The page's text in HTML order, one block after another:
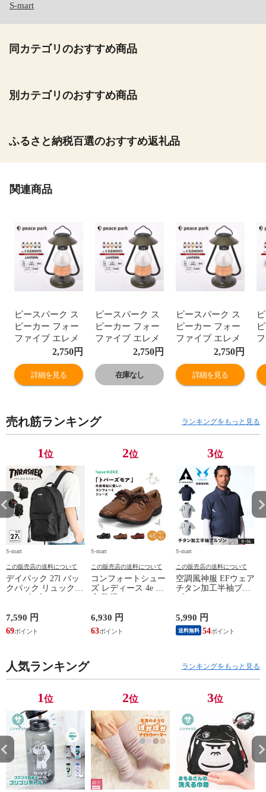
S-mart
同カテゴリのおすすめ商品
別カテゴリのおすすめ商品
ふるさと納税百選のおすすめ返礼品
関連商品
ピースパーク ス
ピーカー フォー
ファイブ エレメ
ント ランタン 充
電式 ワイヤレス
スピーカー ブラ
ック 黒 peace
5ELEMENTS
LANTERN キャ
ギア らんたん お
しゃれ インテリ
ア スピーカー 音
楽 持ち運び 軽量
自然 夜間 U
2,750円
詳細を見る
ピースパーク ス
ピーカー フォー
ファイブ エレメ
ント ランタン 充
電式 ワイヤレス
スピーカー ブラ
ック 黒 peace
5ELEMENTS
LANTERN キャ
ギア らんたん お
しゃれ インテリ
ア スピーカー 音
楽 持ち運び 軽量
自然 夜間 U
2,750円
在庫なし
ピースパーク ス
ピーカー フォー
ファイブ エレメ
ント ランタン 充
電式 ワイヤレス
スピーカー ブラ
ック 黒 peace
5ELEMENTS
LANTERN キャ
ギア らんたん お
しゃれ インテリ
ア スピーカー 音
楽 持ち運び 軽量
自然 夜間 U
2,750円
詳細を見る
売れ筋ランキング ランキングをもっと見る
1位
S-mart
この販売店の送料について
デイパック 27l バッ
クパック リュック
鞄 機内持ち込み 夏
スラッシャー
THRASHER r1929
7,590 円
69
2位
S-mart
この販売店の送料について
コンフォートシュー
ズ レディース 4e 幅
シューズ 黒 トパー
ズ モア 靴 カジュア
ルシューズ 外反母趾
TOPAZ 1410
6,930 円
63
3位
S-mart
この販売店の送料について
空調風神服 EFウェア
チタン加工半袖ブル
ジャケット 遮熱 作
業服 作業着 上着 ア
タックベース KF100
5,990 円
送料無料 54
人気ランキング ランキングをもっと見る
1位 2位 3位